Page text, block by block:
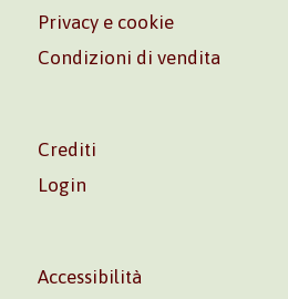
Privacy e cookie
Condizioni di vendita
Crediti
Login
Accessibilità